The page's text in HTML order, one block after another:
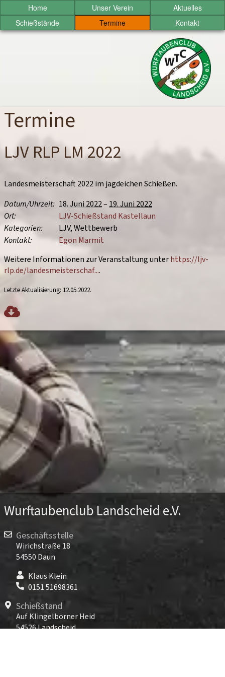
zum
Inhalt
Home Unser Verein
Aktuelles
Schießstände
Termine Kontakt
Wurftaubenclub
Landscheid
Termine
LJV RLP LM 2022
Landesmeisterschaft 2022 im jagdeichen Schießen.
Datum/Uhrzeit 18. Juni 2022–19. Juni 2022
Ort
LJV-Schießstand Kastellaun
Kategorien
LJV Wettbewerb
Kontakt
Egon Marmit
Weitere Informationen zur Veranstaltung unterhttps://ljv-
rlp.de/landesmeisterschaf....
Letzte Aktualisierung: 12.05.2022.
Wurftaubenclub Landscheid e.V.
Geschäftsstelle
Wirichstraße 18
54550 Daun
Klaus Klein
0151 51698361
Schießstand
Auf Klingelborner Heid
54526 Landscheid